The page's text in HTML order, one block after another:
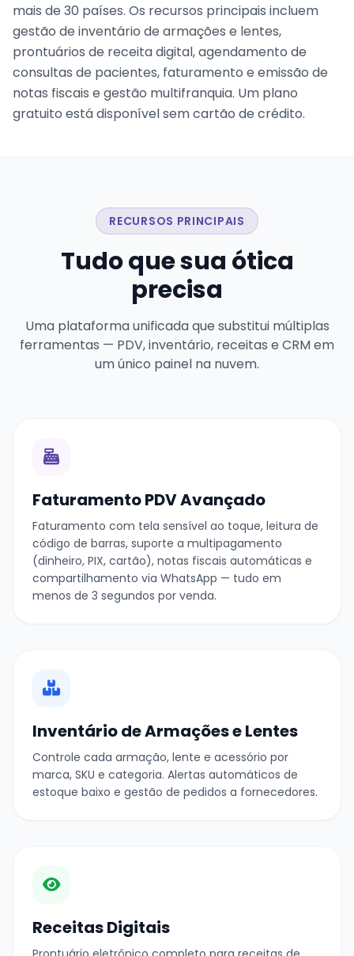
mais de 30 países. Os recursos principais incluem
gestão de inventário de armações e lentes,
prontuários de receita digital, agendamento de
consultas de pacientes, faturamento e emissão de
notas fiscais e gestão multifranquia. Um plano
gratuito está disponível sem cartão de crédito.
RECURSOS PRINCIPAIS
Tudo que sua ótica
precisa
Uma plataforma unificada que substitui múltiplas
ferramentas — PDV, inventário, receitas e CRM em
um único painel na nuvem.
Faturamento PDV Avançado
Faturamento com tela sensível ao toque, leitura de
código de barras, suporte a multipagamento
(dinheiro, PIX, cartão), notas fiscais automáticas e
compartilhamento via WhatsApp — tudo em
menos de 3 segundos por venda.
Inventário de Armações e Lentes
Controle cada armação, lente e acessório por
marca, SKU e categoria. Alertas automáticos de
estoque baixo e gestão de pedidos a fornecedores.
Receitas Digitais